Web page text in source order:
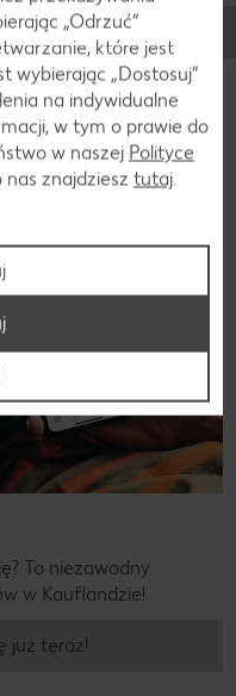
naszym fanem!
To niezawodny
w Kauflandzie!
już teraz!
„Odrzuć“
które jest
wybierając „Dostosuj”
na indywidualne
w tym o prawie do
w naszej Polityce
znajdziesz tutaj.